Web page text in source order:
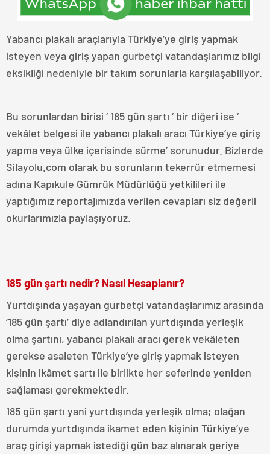
Yabancı plakalı araçlarıyla Türkiye’ye giriş yapmak
isteyen veya giriş yapan gurbetçi vatandaşlarımız bilgi
eksikliği nedeniyle bir takım sorunlarla karşılaşabiliyor.
Bu sorunlardan birisi ‘ 185 gün şartı ‘ bir diğeri ise ‘
vekâlet belgesi ile yabancı plakalı aracı Türkiye’ye giriş
yapma veya ülke içerisinde sürme’ sorunudur. Bizlerde
Silayolu.com olarak bu sorunların tekerrür etmemesi
adına Kapıkule Gümrük Müdürlüğü yetkilileri ile
yaptığımız reportajımızda verilen cevapları siz değerli
okurlarımızla paylaşıyoruz.
185 gün şartı nedir? Nasıl Hesaplanır?
Yurtdışında yaşayan gurbetçi vatandaşlarımız arasında
‘185 gün şartı’ diye adlandırılan yurtdışında yerleşik
olma şartını, yabancı plakalı aracı gerek vekâleten
gerekse asaleten Türkiye’ye giriş yapmak isteyen
kişinin ikâmet şartı ile birlikte her seferinde yeniden
sağlaması gerekmektedir.
185 gün şartı yani yurtdışında yerleşik olma; olağan
durumda yurtdışında ikamet eden kişinin Türkiye’ye
araç girişi yapmak istediği gün baz alınarak geriye